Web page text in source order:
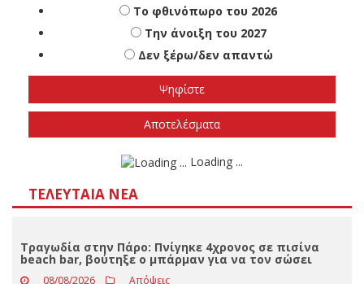
Πότε πιστεύετε ότι θα γίνουν οι εθνικές
εκλογές
Το φθινόπωρο του 2026
Την άνοιξη του 2027
Δεν ξέρω/δεν απαντώ
ΤΕΛΕΥΤΑΊΑ ΝΈΑ